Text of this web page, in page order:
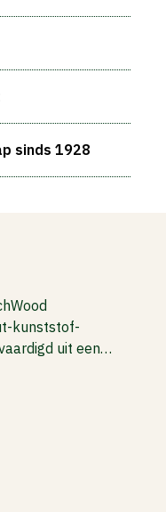
sinds 1928
kunststof-
uit een…